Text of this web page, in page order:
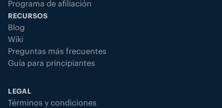
Programa de afiliación
RECURSOS
Blog
Wiki
Preguntas más frecuentes
Guía para principiantes
LEGAL
Términos y condiciones